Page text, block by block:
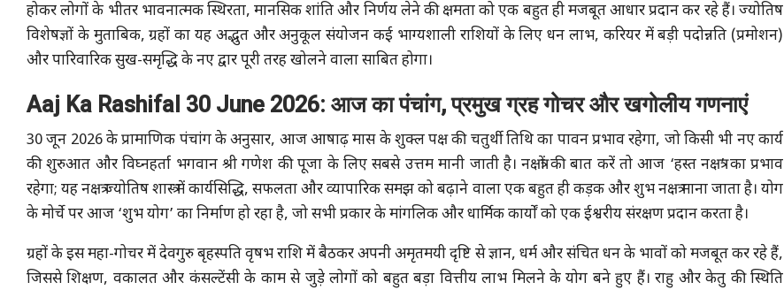
होकर लोगों के भीतर भावनात्मक स्थिरता, मानसिक शांति और निर्णय लेने की क्षमता को एक बहुत ही मजबूत आधार प्रदान कर रहे हैं। ज्योतिष
विशेषज्ञों के मुताबिक, ग्रहों का यह अद्भुत और अनुकूल संयोजन कई भाग्यशाली राशियों के लिए धन लाभ, करियर में बड़ी पदोन्नति (प्रमोशन)
और पारिवारिक सुख-समृद्धि के नए द्वार पूरी तरह खोलने वाला साबित होगा।
Aaj Ka Rashifal 30 June 2026: आज का पंचांग, प्रमुख ग्रह गोचर और खगोलीय गणनाएं
30 जून 2026 के प्रामाणिक पंचांग के अनुसार, आज आषाढ़ मास के शुक्ल पक्ष की चतुर्थी तिथि का पावन प्रभाव रहेगा, जो किसी भी नए कार्य
की शुरुआत और विघ्नहर्ता भगवान श्री गणेश की पूजा के लिए सबसे उत्तम मानी जाती है। नक्षत्रों की बात करें तो आज ‘हस्त नक्षत्र’ का प्रभाव
रहेगा; यह नक्षत्र ज्योतिष शास्त्र में कार्यसिद्धि, सफलता और व्यापारिक समझ को बढ़ाने वाला एक बहुत ही कड़क और शुभ नक्षत्र माना जाता है। योग
के मोर्चे पर आज ‘शुभ योग’ का निर्माण हो रहा है, जो सभी प्रकार के मांगलिक और धार्मिक कार्यों को एक ईश्वरीय संरक्षण प्रदान करता है।
ग्रहों के इस महा-गोचर में देवगुरु बृहस्पति वृषभ राशि में बैठकर अपनी अमृतमयी दृष्टि से ज्ञान, धर्म और संचित धन के भावों को मजबूत कर रहे हैं,
जिससे शिक्षण, वकालत और कंसल्टेंसी के काम से जुड़े लोगों को बहुत बड़ा वित्तीय लाभ मिलने के योग बने हुए हैं। राहु और केतु की स्थिति